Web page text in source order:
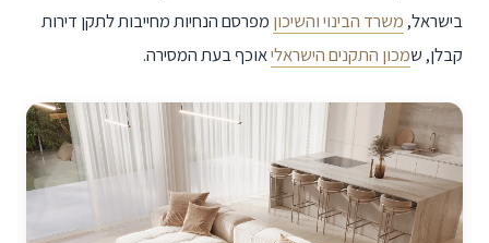
בישראל, משרד הבינוי והשיכון מפרסם הנחיות מחייבות לתקן דירות
קבלן, שמכון התקנים הישראליאוכף בעת המסירה.